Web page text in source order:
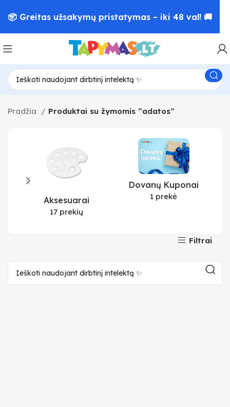
Pradžia Produktai su žymomis “adatos”
Aksesuarai
17 prekių
Dovanų Kuponai
1 prekė
Filtrai
📦 Greitas užsakymų pristatymas – iki 48 val! 🚚